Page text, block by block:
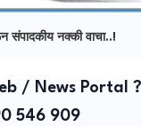
नक्की वाचा..!
/ News Portal
546 909